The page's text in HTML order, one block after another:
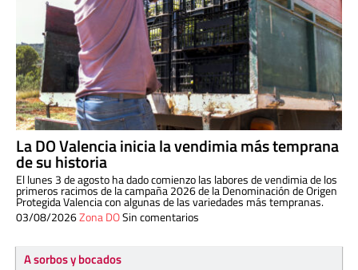
La DO Valencia inicia la vendimia más temprana
de su historia
El lunes 3 de agosto ha dado comienzo las labores de vendimia de los
primeros racimos de la campaña 2026 de la Denominación de Origen
Protegida Valencia con algunas de las variedades más tempranas.
03/08/2026Zona DOSin comentarios
A sorbos y bocados